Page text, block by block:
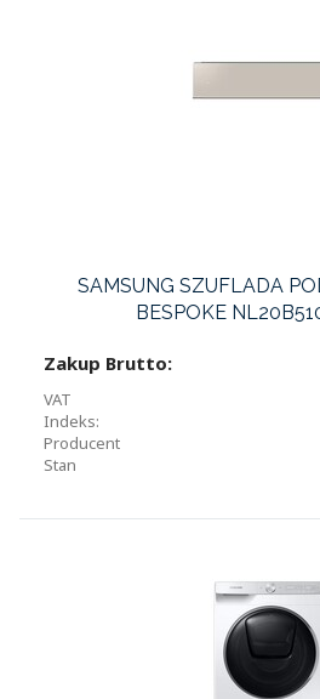
SAMSUNG SZUFLADA
BESPOKE
Zakup Brutto:
VAT
Indeks:
Producent
Stan